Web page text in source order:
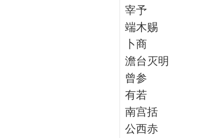
宰予
端木赐
卜商
澹台灭明
曾参
有若
南宫括
公西赤